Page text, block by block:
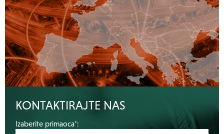
KONTAKTIRAJTE NAS
Izaberite primaoca*: